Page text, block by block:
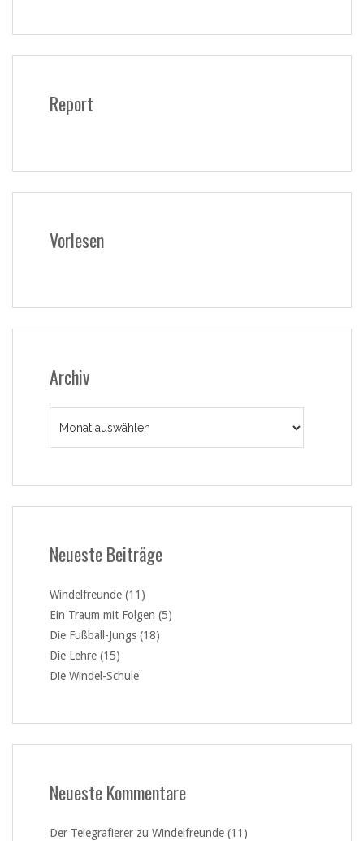
Report
Vorlesen
Archiv
Neueste Beiträge
Windelfreunde (11)
Ein Traum mit Folgen (5)
Die Fußball-Jungs (18)
Die Lehre (15)
Die Windel-Schule
Neueste Kommentare
Der Telegrafierer zu Windelfreunde (11)